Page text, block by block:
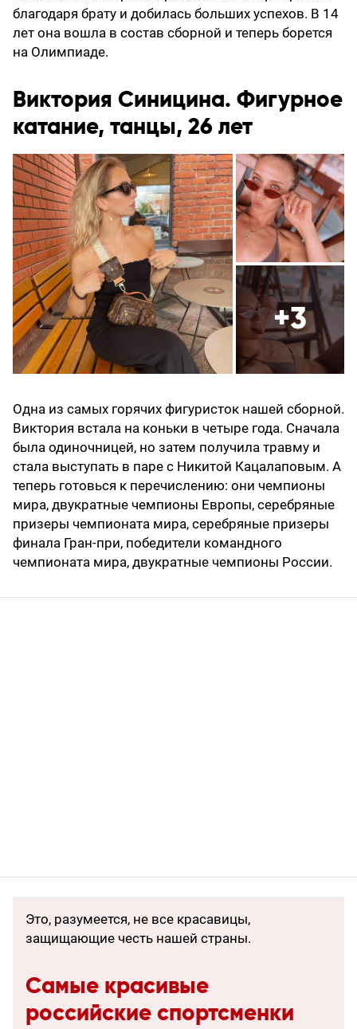
благодаря брату и добилась больших успехов. В 14
лет она вошла в состав сборной и теперь борется
на Олимпиаде.
Виктория Синицина. Фигурное
катание, танцы, 26 лет
+3
Одна из самых горячих фигуристок нашей сборной.
Виктория встала на коньки в четыре года. Сначала
была одиночницей, но затем получила травму и
стала выступать в паре с Никитой Кацалаповым. А
теперь готовься к перечислению: они чемпионы
мира, двукратные чемпионы Европы, серебряные
призеры чемпионата мира, серебряные призеры
финала Гран-при, победители командного
чемпионата мира, двукратные чемпионы России.
Это, разумеется, не все красавицы,
защищающие честь нашей страны.
Самые красивые
российские спортсменки